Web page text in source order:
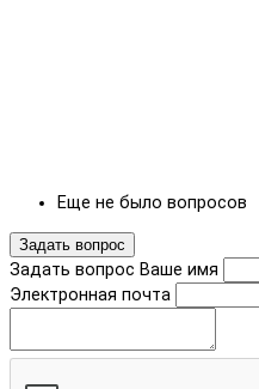
Еще не было вопросов
Задать вопрос
Задать вопрос Ваше имя
Электронная почта